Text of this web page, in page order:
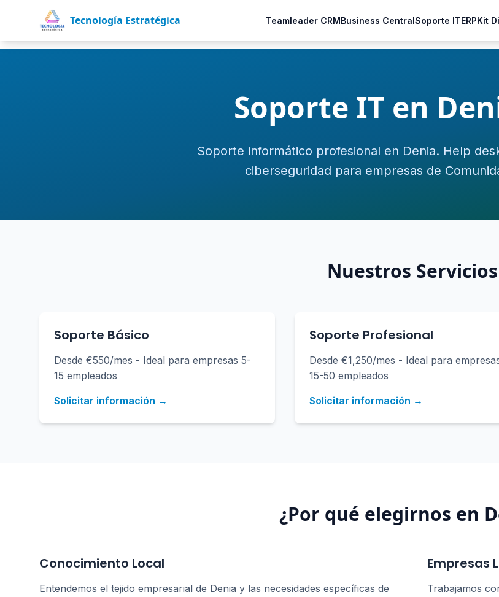
Tecnología Estratégica Teamleader CRMBusiness CentralSoporte ITERPKit
Soporte IT en
Soporte informático profesional en Denia. Help
ciberseguridad para empresas de
Nuestros Servicios
Soporte Básico
Desde €550/mes - Ideal para empresas 5-
15 empleados
Solicitar información →
Soporte Profesional
Desde €1,250/mes - Ideal para
15-50 empleados
Solicitar información →
¿Por qué elegirnos en
Conocimiento Local
Entendemos el tejido empresarial de Denia y las necesidades específicas de
Empresas
Trabajamos